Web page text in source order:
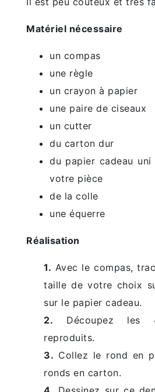
Matériel nécessaire
un compas
une règle
un crayon à papier
une paire de ciseaux
un cutter
du carton dur
du papier cadeau
votre pièce
de la colle
une équerre
Réalisation
1. Avec le compas,
taille de votre choix
sur le papier cadeau.
2. Découpez les
reproduits.
3. Collez le rond en
ronds en carton.